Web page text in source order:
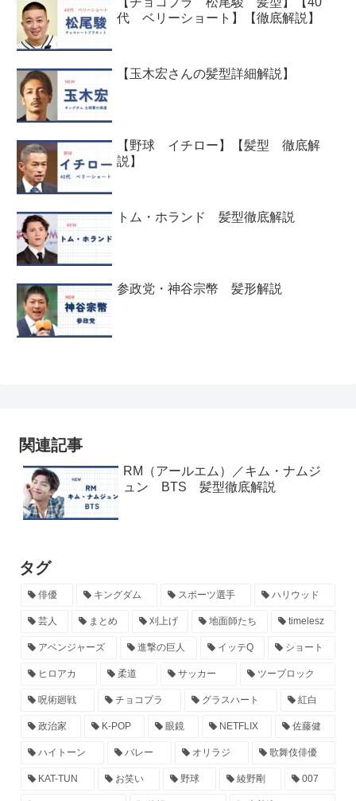
代 ベリーショート】【徹底解説】
【玉木宏さんの髪型詳細解説】
【野球 イチロー】【髪型 徹底解
説】
トム・ホランド 髪型徹底解説
参政党・神谷宗幣 髪形解説
関連記事
RM（アールエム）／キム・ナムジ
ュン BTS 髪型徹底解説
タグ
俳優 キングダム スポーツ選手 ハリウッド
芸人 まとめ 刈上げ 地面師たち timelesz
アベンジャーズ 進撃の巨人 イッテQ ショート
ヒロアカ 柔道 サッカー ツーブロック
呪術廻戦 チョコプラ グラスハート 紅白
政治家 K-POP 眼鏡 NETFLIX 佐藤健
ハイトーン バレー オリラジ 歌舞伎俳優
KAT-TUN お笑い 野球 綾野剛 007